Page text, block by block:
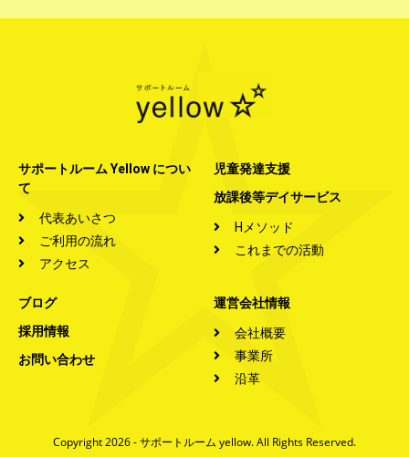
サポートルーム Yellow につい
て
代表あいさつ
ご利用の流れ
アクセス
児童発達支援
放課後等デイサービス
Hメソッド
これまでの活動
ブログ
採用情報
お問い合わせ
運営会社情報
会社概要
事業所
沿革
Copyright 2026 - サポートルーム yellow. All Rights Reserved.